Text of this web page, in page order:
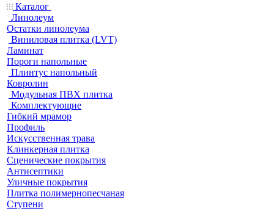
Каталог
Линолеум
Остатки линолеума
Виниловая плитка (LVT)
Ламинат
Пороги напольные
Плинтус напольный
Ковролин
Модульная ПВХ плитка
Комплектующие
Гибкий мрамор
Профиль
Искусственная трава
Клинкерная плитка
Сценические покрытия
Антисептики
Уличные покрытия
Плитка полимернопесчаная
Ступени